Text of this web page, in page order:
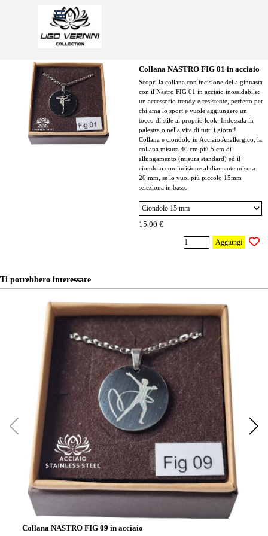
Salta menù
Collana NASTRO FIG 01 in acciaio
Scopri la collana con incisione della ginnasta
con il Nastro FIG 01 in acciaio inossidabile:
un accessorio trendy e resistente, perfetto per
chi ama lo sport e vuole aggiungere un
tocco di stile al proprio look. Indossala in
palestra o nella vita di tutti i giorni!
Collana e ciondolo in Acciaio Anallergico, la
collana misura 40 cm più 5 cm di
allungamento (misura standard) ed il
ciondolo con incisione al diamante misura
20 mm, se lo vuoi più piccolo 15mm
seleziona in basso
15.00 €
Aggiungi
Ti potrebbero interessare
Collana NASTRO FIG 09 in acciaio